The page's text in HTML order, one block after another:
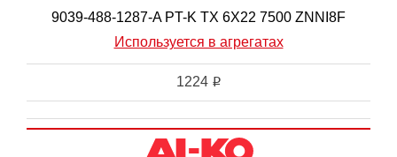
9039-488-1287-A PT-K TX 6X22 7500 ZNNI8F
Используется в агрегатах
1224 i